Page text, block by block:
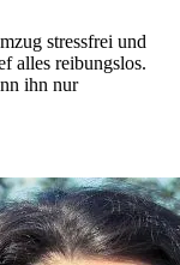
stressfrei und
alles reibungslos.
ihn nur